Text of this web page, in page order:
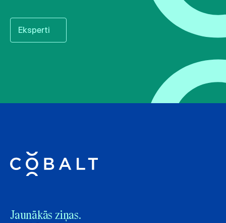
Eksperti
Jaunākās ziņas.